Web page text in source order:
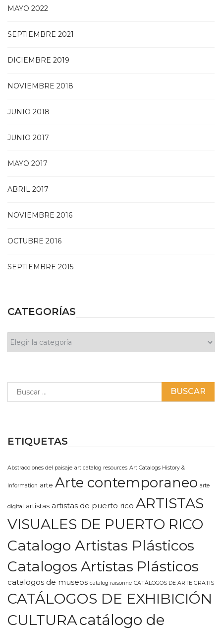
MAYO 2022
SEPTIEMBRE 2021
DICIEMBRE 2019
NOVIEMBRE 2018
JUNIO 2018
JUNIO 2017
MAYO 2017
ABRIL 2017
NOVIEMBRE 2016
OCTUBRE 2016
SEPTIEMBRE 2015
CATEGORÍAS
ETIQUETAS
Abstracciones del paisaje art catalog resources Art Catalogs History &
Information arte Arte contemporaneo arte
digital artistas artistas de puerto rico ARTISTAS
VISUALES DE PUERTO RICO
Catalogo Artistas Plásticos
Catalogos Artistas Plásticos
catalogos de museos catalog raisonne CATÁLOGOS DE ARTE GRATIS
CATÁLOGOS DE EXHIBICIÓN
CULTURAcatálogo de